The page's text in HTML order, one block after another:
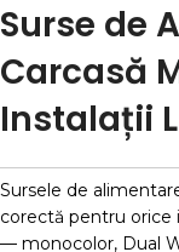
Surse de
Carcasă
Instalații
Sursele de
corectă pentru orice
— monocolor, Dual